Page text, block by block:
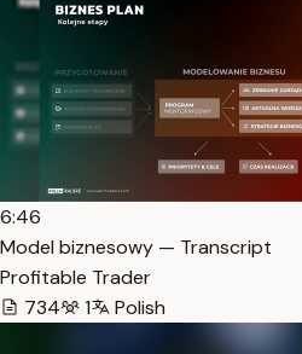
6:46
Model biznesowy — Transcript
Profitable Trader
734
1 Polish